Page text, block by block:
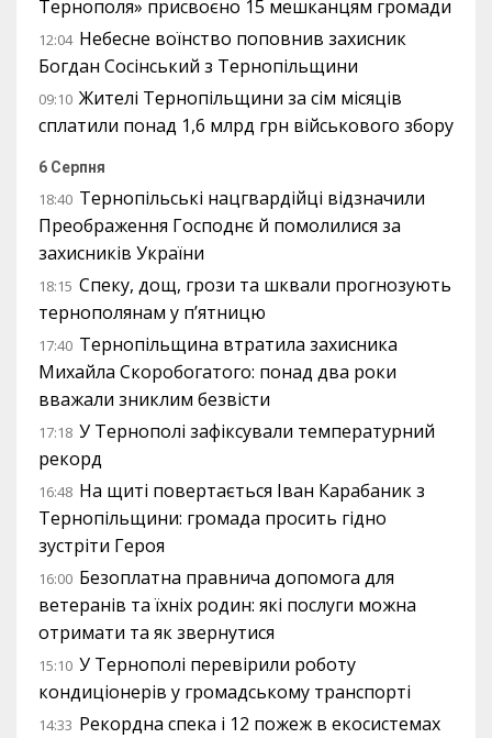
Тернополя» присвоєно 15 мешканцям громади
12:04 Небесне воїнство поповнив захисник
Богдан Сосінський з Тернопільщини
09:10 Жителі Тернопільщини за сім місяців
сплатили понад 1,6 млрд грн військового збору
6 Серпня
18:40 Тернопільські нацгвардійці відзначили
Преображення Господнє й помолилися за
захисників України
18:15 Спеку, дощ, грози та шквали прогнозують
тернополянам у п’ятницю
17:40 Тернопільщина втратила захисника
Михайла Скоробогатого: понад два роки
вважали зниклим безвісти
17:18 У Тернополі зафіксували температурний
рекорд
16:48 На щиті повертається Іван Карабаник з
Тернопільщини: громада просить гідно
зустріти Героя
16:00 Безоплатна правнича допомога для
ветеранів та їхніх родин: які послуги можна
отримати та як звернутися
15:10 У Тернополі перевірили роботу
кондиціонерів у громадському транспорті
14:33 Рекордна спека і 12 пожеж в екосистемах